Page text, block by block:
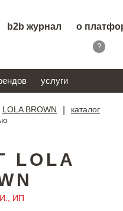
b2b журнал о
?
услуги
LOLA BROWN каталог
LOLA
ИП